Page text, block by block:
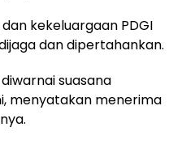
kekeluargaan PDGI
dan dipertahankan.
suasana
menyatakan menerima